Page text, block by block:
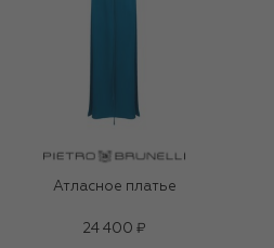
Атласное платье
24 400 ₽